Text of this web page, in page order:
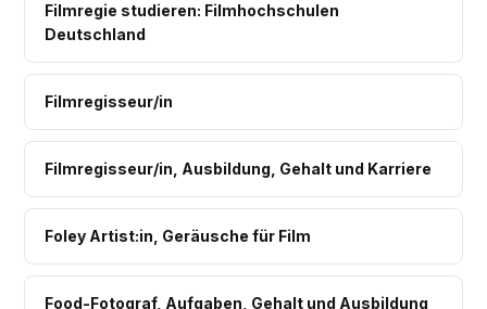
Filmregie studieren: Filmhochschulen
Deutschland
Filmregisseur/in
Filmregisseur/in, Ausbildung, Gehalt und Karriere
Foley Artist:in, Geräusche für Film
Food-Fotograf, Aufgaben, Gehalt und Ausbildung